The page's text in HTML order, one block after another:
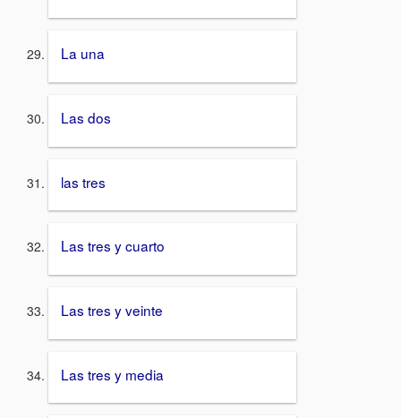
La una
Las dos
las tres
Las tres y cuarto
Las tres y veinte
Las tres y media